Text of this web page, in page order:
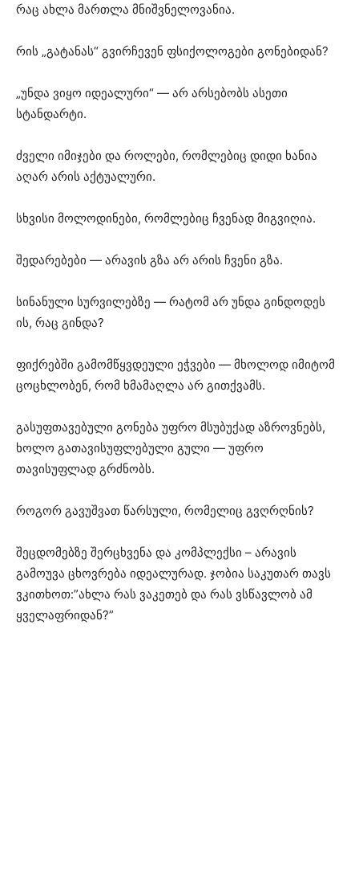
რაც ახლა მართლა მნიშვნელოვანია.
რის „გატანას“ გვირჩევენ ფსიქოლოგები გონებიდან?
„უნდა ვიყო იდეალური“ — არ არსებობს ასეთი
სტანდარტი.
ძველი იმიჯები და როლები, რომლებიც დიდი ხანია
აღარ არის აქტუალური.
სხვისი მოლოდინები, რომლებიც ჩვენად მიგვიღია.
შედარებები — არავის გზა არ არის ჩვენი გზა.
სინანული სურვილებზე — რატომ არ უნდა გინდოდეს
ის, რაც გინდა?
ფიქრებში გამომწყვდეული ეჭვები — მხოლოდ იმიტომ
ცოცხლობენ, რომ ხმამაღლა არ გითქვამს.
გასუფთავებული გონება უფრო მსუბუქად აზროვნებს,
ხოლო გათავისუფლებული გული — უფრო
თავისუფლად გრძნობს.
როგორ გავუშვათ წარსული, რომელიც გვღრღნის?
შეცდომებზე შერცხვენა და კომპლექსი – არავის
გამოუვა ცხოვრება იდეალურად. ჯობია საკუთარ თავს
ვკითხოთ:”ახლა რას ვაკეთებ და რას ვსწავლობ ამ
ყველაფრიდან?”